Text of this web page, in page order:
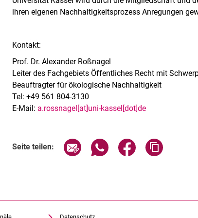
ihren eigenen Nachhaltigkeitsprozess Anregungen
Kontakt:
Prof. Dr. Alexander Roßnagel
Leiter des Fachgebiets Öffentliches Recht mit
Beauftragter für ökologische Nachhaltigkeit
Tel: +49 561 804-3130
E-Mail: a.rossnagel[at]uni-kassel[dot]de
Seite teilen: Seite über E-Mail teilen
Seite über WhatsApp
Seite über